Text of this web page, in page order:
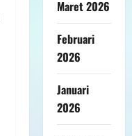
Maret 2026
Februari
2026
Januari
2026